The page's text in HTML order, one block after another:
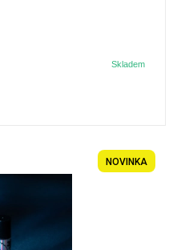
Skladem
NOVINKA